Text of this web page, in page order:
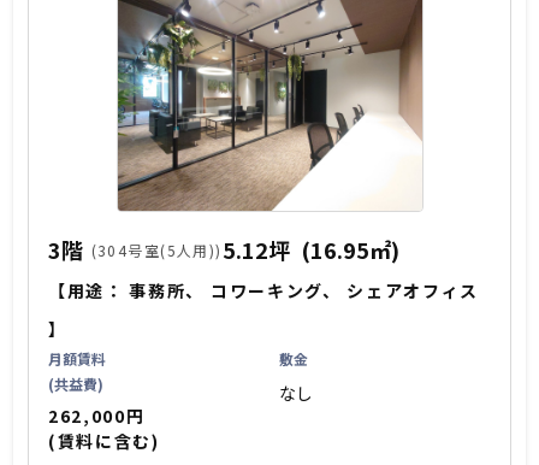
3階 (304号室(5人用)) 5.12坪 (16.95㎡)
【用途：事務所、 コワーキング、
シェアオフィス
】
月額賃料
(共益費)
262,000円
(賃料に含む)
敷金
なし